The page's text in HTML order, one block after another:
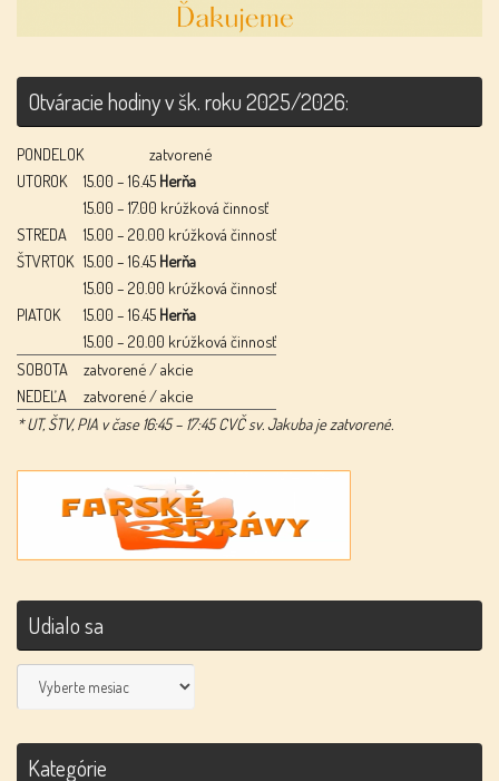
Otváracie hodiny v šk. roku 2025/2026:
PONDELOK
zatvorené
UTOROK
15.00 – 16.45 Herňa
15.00 – 17.00 krúžková činnosť
STREDA
15.00 – 20.00 krúžková činnosť
ŠTVRTOK 15.00 – 16.45 Herňa
15.00 – 20.00 krúžková činnosť
PIATOK
15.00 – 16.45 Herňa
15.00 – 20.00 krúžková činnosť
SOBOTA
zatvorené / akcie
NEDEĽA
zatvorené / akcie
* UT, ŠTV, PIA v čase 16:45 – 17:45 CVČ sv. Jakuba je zatvorené.
Udialo sa
Udialo
sa
Kategórie